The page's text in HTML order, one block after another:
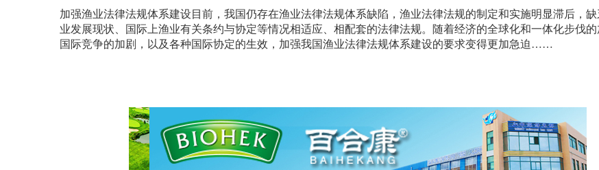
加强渔业法律法规体系建设目前，我国仍存在渔业法律法规体系缺陷，渔业法律法规的制定和实施明显滞后，
业发展现状、国际上渔业有关条约与协定等情况相适应、相配套的法律法规。随着经济的全球化和一体化步伐
国际竞争的加剧，以及各种国际协定的生效，加强我国渔业法律法规体系建设的要求变得更加急迫……